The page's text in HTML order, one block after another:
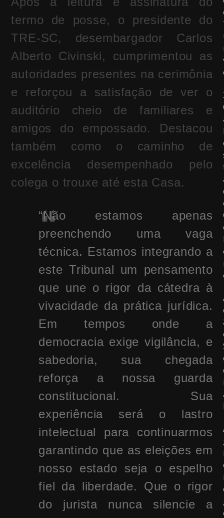
termo de posse, o presidente do
TRE-SC, desembargador Carlos
Alberto Civinski, cumprimentou as
autoridades presentes na cerimônia
e reforçou a satisfação de ver o
auditório cheio de familiares e
amigos do empossado. Destacou
também como o caminho de
excelência desempenhado pelo
colega o trouxe até esta Casa.
“Não estamos apenas
preenchendo uma vaga
técnica. Estamos integrando a
este Tribunal um pensamento
que une o rigor da cátedra à
vivacidade da prática jurídica.
Em tempos onde a
democracia exige vigilância, e
sabedoria, sua chegada
reforça a nossa guarda
constitucional. Sua
experiência será o lastro
intelectual para continuarmos
garantindo que as eleições em
nosso estado seja o espelho
fiel da liberdade. Que o rigor
do jurista nunca silencie a